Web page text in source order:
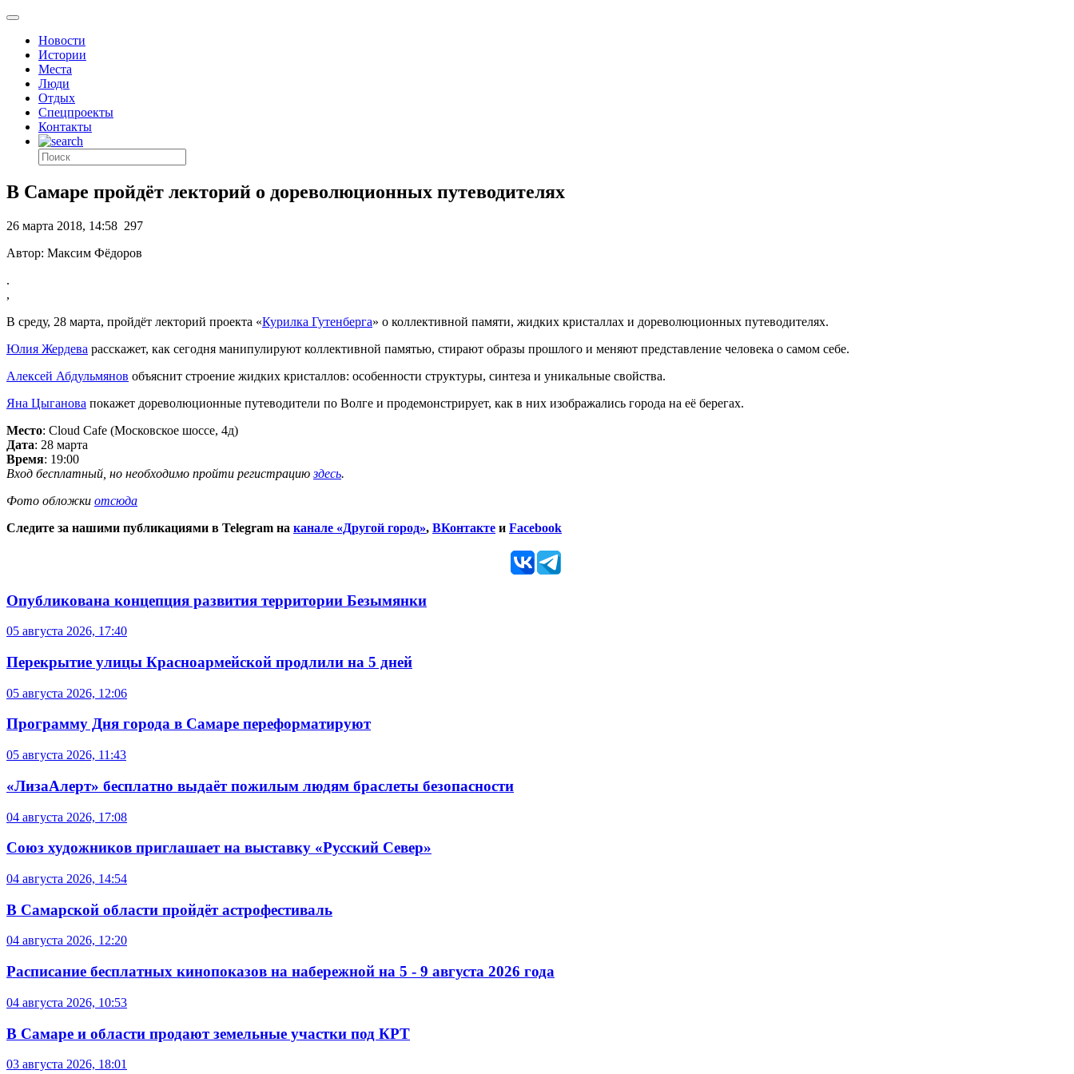
Новости
Истории
Места
Люди
Отдых
Спецпроекты
Контакты
В Самаре пройдёт лекторий о дореволюционных путеводителях
26 марта 2018, 14:58 297
Автор: Максим Фёдоров
.
,
В среду, 28 марта, пройдёт лекторий проекта «Курилка Гутенберга» о коллективной памяти, жидких кристаллах и дореволюционных путеводителях.
Юлия Жердева расскажет, как сегодня манипулируют коллективной памятью, стирают образы прошлого и меняют представление человека о самом себе.
Алексей Абдульмянов объяснит строение жидких кристаллов: особенности структуры, синтеза и уникальные свойства.
Яна Цыганова покажет дореволюционные путеводители по Волге и продемонстрирует, как в них изображались города на её берегах.
Место: Cloud Cafe (Московское шоссе, 4д)
Дата: 28 марта
Время: 19:00
Вход бесплатный, но необходимо пройти регистрациюздесь.
Фото обложки отсюда
Следите за нашими публикациями в Telegram на канале «Другой город», ВКонтакте и Facebook
Опубликована концепция развития территории Безымянки
05 августа 2026, 17:40
Перекрытие улицы Красноармейской продлили на 5 дней
05 августа 2026, 12:06
Программу Дня города в Самаре переформатируют
05 августа 2026, 11:43
«ЛизаАлерт» бесплатно выдаёт пожилым людям браслеты безопасности
04 августа 2026, 17:08
Союз художников приглашает на выставку «Русский Север»
04 августа 2026, 14:54
В Самарской области пройдёт астрофестиваль
04 августа 2026, 12:20
Расписание бесплатных кинопоказов на набережной на 5 - 9 августа 2026 года
04 августа 2026, 10:53
В Самаре и области продают земельные участки под КРТ
03 августа 2026, 18:01